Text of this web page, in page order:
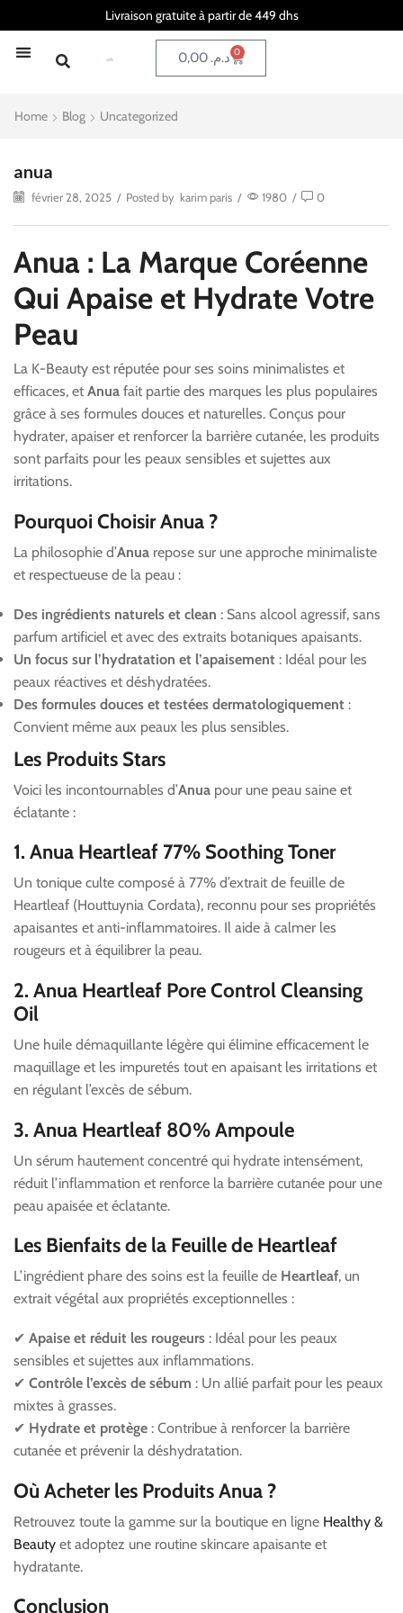
Livraison gratuite à partir de 449 dhs
د.م.0,00 0
Home Blog Uncategorized
anua
février 28, 2025 / Posted by karim paris / 1980 / 0
Anua : La Marque Coréenne
Qui Apaise et Hydrate Votre
Peau
La K-Beauty est réputée pour ses soins minimalistes et
efficaces, et Anua fait partie des marques les plus populaires
grâce à ses formules douces et naturelles. Conçus pour
hydrater, apaiser et renforcer la barrière cutanée, les produits
sont parfaits pour les peaux sensibles et sujettes aux
irritations.
Pourquoi Choisir Anua ?
La philosophie d’Anua repose sur une approche minimaliste
et respectueuse de la peau :
Des ingrédients naturels et clean : Sans alcool agressif, sans
parfum artificiel et avec des extraits botaniques apaisants.
Un focus sur l’hydratation et l’apaisement : Idéal pour les
peaux réactives et déshydratées.
Des formules douces et testées dermatologiquement :
Convient même aux peaux les plus sensibles.
Les Produits Stars
Voici les incontournables d’Anua pour une peau saine et
éclatante :
1. Anua Heartleaf 77% Soothing Toner
Un tonique culte composé à 77% d’extrait de feuille de
Heartleaf (Houttuynia Cordata), reconnu pour ses propriétés
apaisantes et anti-inflammatoires. Il aide à calmer les
rougeurs et à équilibrer la peau.
2. Anua Heartleaf Pore Control Cleansing
Oil
Une huile démaquillante légère qui élimine efficacement le
maquillage et les impuretés tout en apaisant les irritations et
en régulant l’excès de sébum.
3. Anua Heartleaf 80% Ampoule
Un sérum hautement concentré qui hydrate intensément,
réduit l’inflammation et renforce la barrière cutanée pour une
peau apaisée et éclatante.
Les Bienfaits de la Feuille de Heartleaf
L’ingrédient phare des soins est la feuille de Heartleaf, un
extrait végétal aux propriétés exceptionnelles :
✔ Apaise et réduit les rougeurs : Idéal pour les peaux
sensibles et sujettes aux inflammations.
✔ Contrôle l’excès de sébum : Un allié parfait pour les peaux
mixtes à grasses.
✔ Hydrate et protège : Contribue à renforcer la barrière
cutanée et prévenir la déshydratation.
Où Acheter les Produits Anua ?
Retrouvez toute la gamme sur la boutique en ligne Healthy &
Beauty et adoptez une routine skincare apaisante et
hydratante.
Conclusion